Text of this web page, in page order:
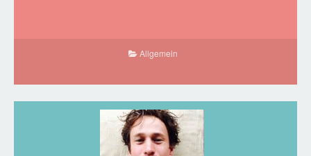
Allgemein